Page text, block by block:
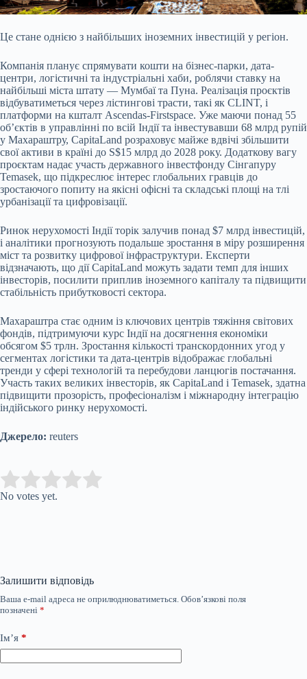
Це стане однією з найбільших іноземних інвестицій у регіон.
Компанія планує спрямувати кошти на бізнес-парки, дата-
центри, логістичні та індустріальні хаби, роблячи ставку на
найбільші міста штату — Мумбаї та Пуна. Реалізація проєктів
відбуватиметься через лістингові трасти, такі як CLINT, і
платформи на кшталт Ascendas-Firstspace. Уже маючи понад 55
об’єктів в управлінні по всій Індії та інвестувавши 68 млрд рупій
у Махараштру, CapitaLand розраховує майже вдвічі збільшити
свої активи в країні до S$15 млрд до 2028 року. Додаткову вагу
проєктам надає участь державного інвестфонду Сінгапуру
Temasek, що підкреслює інтерес глобальних гравців до
зростаючого попиту на якісні офісні та складські площі на тлі
урбанізації та цифровізації.
Ринок нерухомості Індії торік залучив понад $7 млрд інвестицій,
і аналітики прогнозують подальше зростання в міру розширення
міст та розвитку цифрової інфраструктури. Експерти
відзначають, що дії CapitaLand можуть задати темп для інших
інвесторів, посилити приплив іноземного капіталу та підвищити
стабільність прибутковості сектора.
Махараштра стає одним із ключових центрів тяжіння світових
фондів, підтримуючи курс Індії на досягнення економіки
обсягом $5 трлн. Зростання кількості транскордонних угод у
сегментах логістики та дата-центрів відображає глобальні
тренди у сфері технологій та перебудови ланцюгів постачання.
Участь таких великих інвесторів, як CapitaLand і Temasek, здатна
підвищити прозорість, професіоналізм і міжнародну інтеграцію
індійського ринку нерухомості.
Джерело: reuters
Rate this item:
No votes yet.
Залишити відповідь
Ваша e-mail адреса не оприлюднюватиметься. Обов’язкові поля
позначені *
Ім’я *